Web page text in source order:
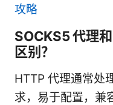
攻略
SOCKS5 代理
区别？
HTTP 代理通常处
求，易于配置，兼